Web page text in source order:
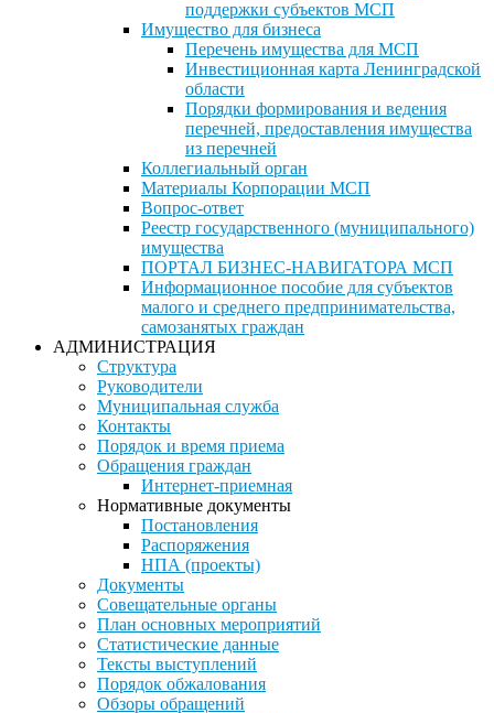
поддержки субъектов МСП
Имущество для бизнеса
Перечень имущества для МСП
Инвестиционная карта Ленинградской
области
Порядки формирования и ведения
перечней, предоставления имущества
из перечней
Коллегиальный орган
Материалы Корпорации МСП
Вопрос-ответ
Реестр государственного (муниципального)
имущества
ПОРТАЛ БИЗНЕС-НАВИГАТОРА МСП
Информационное пособие для субъектов
малого и среднего предпринимательства,
самозанятых граждан
АДМИНИСТРАЦИЯ
Структура
Руководители
Муниципальная служба
Контакты
Порядок и время приема
Обращения граждан
Интернет-приемная
Нормативные документы
Постановления
Распоряжения
НПА (проекты)
Документы
Совещательные органы
План основных мероприятий
Статистические данные
Тексты выступлений
Порядок обжалования
Обзоры обращений